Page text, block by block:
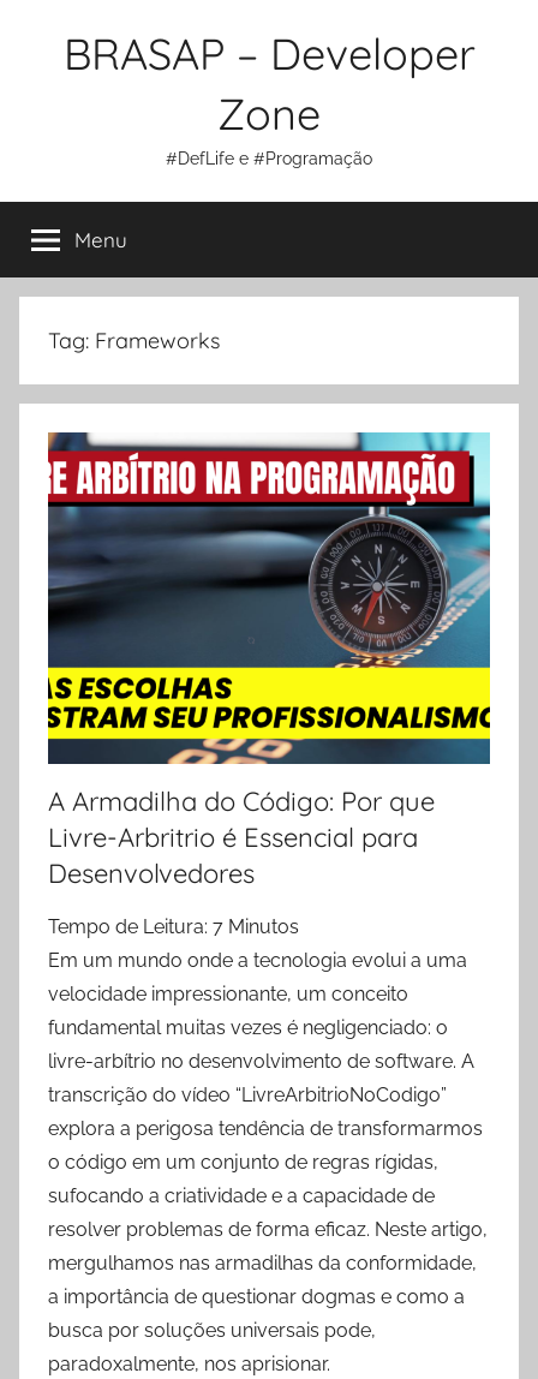
BRASAP – Developer
Zone
#DefLife e #Programação
Menu
Tag: Frameworks
A Armadilha do Código: Por que
Livre-Arbritrio é Essencial para
Desenvolvedores
Tempo de Leitura: 7 Minutos
Em um mundo onde a tecnologia evolui a uma
velocidade impressionante, um conceito
fundamental muitas vezes é negligenciado: o
livre-arbítrio no desenvolvimento de software. A
transcrição do vídeo “LivreArbitrioNoCodigo”
explora a perigosa tendência de transformarmos
o código em um conjunto de regras rígidas,
sufocando a criatividade e a capacidade de
resolver problemas de forma eficaz. Neste artigo,
mergulhamos nas armadilhas da conformidade,
a importância de questionar dogmas e como a
busca por soluções universais pode,
paradoxalmente, nos aprisionar.